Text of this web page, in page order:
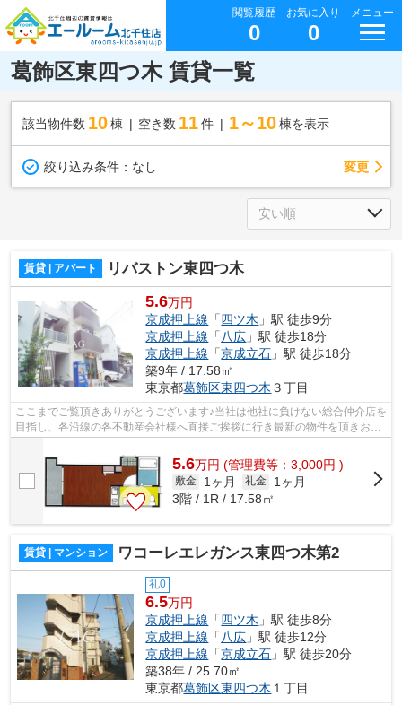
閲覧履歴
0
お気に入り
0
メニュー
葛飾区東四つ木 賃貸一覧
該当物件数 10棟 空き数 11 件 1～10 棟を表示
絞り込み条件： なし 変更
賃貸 | アパート リバストン東四つ木
5.6万円
京成押上線 「四ツ木 」駅 徒歩9分
京成押上線 「八広 」駅 徒歩18分
京成押上線 「京成立石 」駅 徒歩18分
築9年 / 17.58㎡
東京都葛飾区東四つ木 ３丁目
ここまでご覧頂きありがとうございます♪当社は他社に負けない総合仲介店を
目指し、各沿線の各不動産会社様へ直接ご挨拶に行き最新の物件を頂きお客
5.6万円 (管理費等：3,000円 )
敷金 1ヶ月 礼金
1ヶ月
3階 / 1R / 17.58㎡
賃貸 | マンション ワコーレエレガンス東四つ木第2
礼0
6.5万円
京成押上線 「四ツ木 」駅 徒歩8分
京成押上線 「 八広 」駅 徒歩12分
京成押上線 「京成立石 」駅 徒歩20分
築38年 / 25.70㎡
東京都葛飾区東四つ木 １丁目